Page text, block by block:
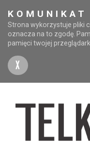
KOMUNIKAT
Strona wykorzystuje pliki
oznacza na to zgodę.
pamięci twojej
X